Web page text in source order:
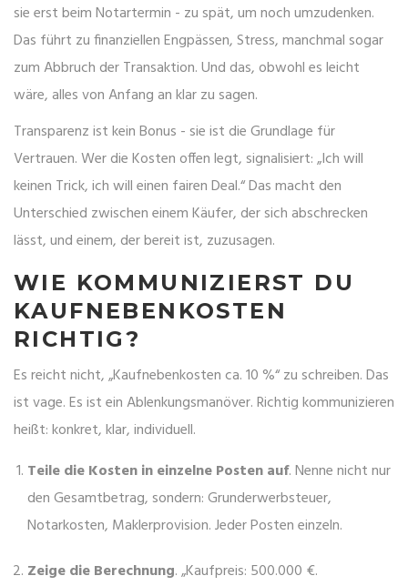
sie erst beim Notartermin - zu spät, um noch umzudenken.
Das führt zu finanziellen Engpässen, Stress, manchmal sogar
zum Abbruch der Transaktion. Und das, obwohl es leicht
wäre, alles von Anfang an klar zu sagen.
Transparenz ist kein Bonus - sie ist die Grundlage für
Vertrauen. Wer die Kosten offen legt, signalisiert: „Ich will
keinen Trick, ich will einen fairen Deal.“ Das macht den
Unterschied zwischen einem Käufer, der sich abschrecken
lässt, und einem, der bereit ist, zuzusagen.
WIE KOMMUNIZIERST DU
KAUFNEBENKOSTEN
RICHTIG?
Es reicht nicht, „Kaufnebenkosten ca. 10 %“ zu schreiben. Das
ist vage. Es ist ein Ablenkungsmanöver. Richtig kommunizieren
heißt: konkret, klar, individuell.
Teile die Kosten in einzelne Posten auf. Nenne nicht nur
den Gesamtbetrag, sondern: Grunderwerbsteuer,
Notarkosten, Maklerprovision. Jeder Posten einzeln.
Zeige die Berechnung. „Kaufpreis: 500.000 €.